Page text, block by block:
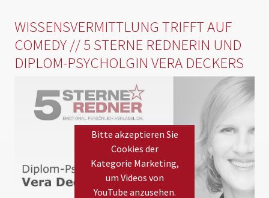
WISSENSVERMITTLUNG TRIFFT AUF
COMEDY // 5 STERNE REDNERIN UND
DIPLOM-PSYCHOLGIN VERA DECKERS
Bitte akzeptieren Sie
Cookies der
Kategorie Marketing,
um Videos von
YouTube anzusehen.